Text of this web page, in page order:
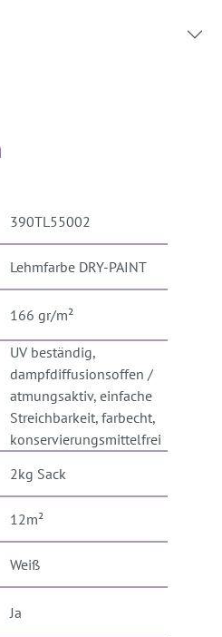
390TL55002
Lehmfarbe DRY-PAINT
166 gr/m²
UV beständig,
dampfdiffusionsoffen /
atmungsaktiv, einfache
Streichbarkeit, farbecht,
konservierungsmittelfrei
2kg Sack
12m²
Weiß
Ja